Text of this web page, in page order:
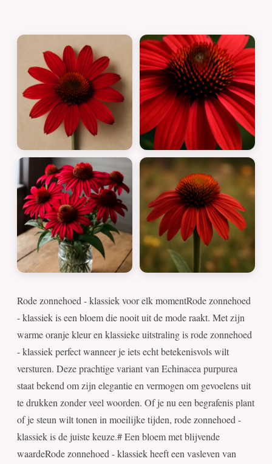
Rode zonnehoed - klassiek voor elk momentRode zonnehoed
- klassiek is een bloem die nooit uit de mode raakt. Met zijn
warme oranje kleur en klassieke uitstraling is rode zonnehoed
- klassiek perfect wanneer je iets echt betekenisvols wilt
versturen. Deze prachtige variant van Echinacea purpurea
staat bekend om zijn elegantie en vermogen om gevoelens uit
te drukken zonder veel woorden. Of je nu een begrafenis plant
of je steun wilt tonen in moeilijke tijden, rode zonnehoed -
klassiek is de juiste keuze.# Een bloem met blijvende
waardeRode zonnehoed - klassiek heeft een vasleven van